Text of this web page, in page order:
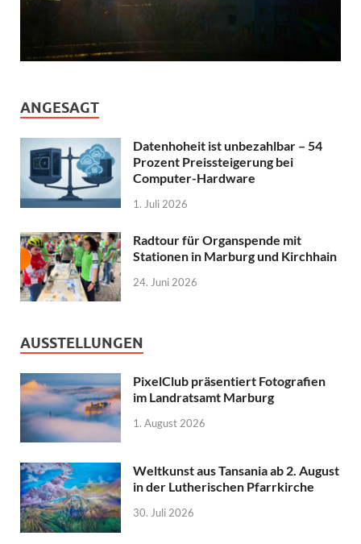
ANGESAGT
Datenhoheit ist unbezahlbar – 54
Prozent Preissteigerung bei
Computer-Hardware
1. Juli 2026
Radtour für Organspende mit
Stationen in Marburg und Kirchhain
24. Juni 2026
AUSSTELLUNGEN
PixelClub präsentiert Fotografien
im Landratsamt Marburg
1. August 2026
Weltkunst aus Tansania ab 2. August
in der Lutherischen Pfarrkirche
30. Juli 2026